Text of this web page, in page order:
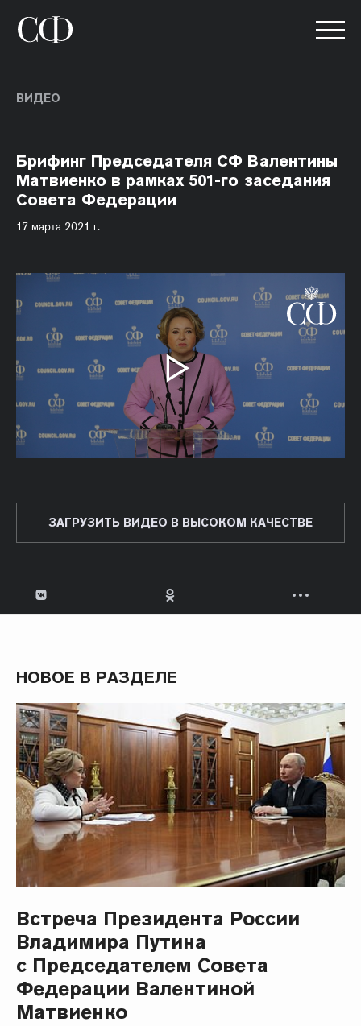
ВИДЕО
Брифинг Председателя СФ Валентины
Матвиенко в рамках 501-го заседания
Совета Федерации
17 марта 2021 г.
ЗАГРУЗИТЬ ВИДЕО В ВЫСОКОМ КАЧЕСТВЕ
НОВОЕ В РАЗДЕЛЕ
Встреча Президента России
Владимира Путина
с Председателем Совета
Федерации Валентиной
Матвиенко